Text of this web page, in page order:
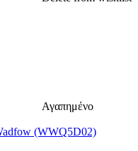
Αγαπημένο
(WWQ5D02)